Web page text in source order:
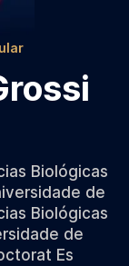
Biológicas
de
Biológicas
de
Es